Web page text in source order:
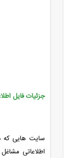
جزئیات فایل
سایت هایی که
اطلاعاتی مشاغل